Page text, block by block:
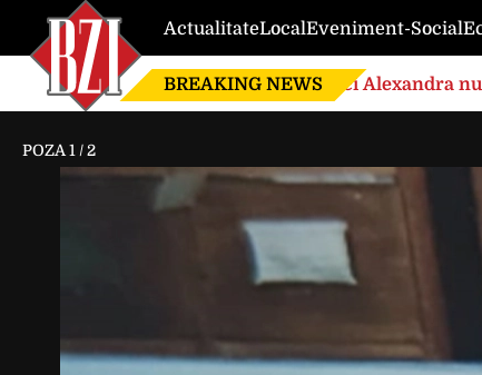
ActualitateLocalEveniment-Social
BREAKING NEWS Nici Alexandra
de căsnicie
POZA 1 /2